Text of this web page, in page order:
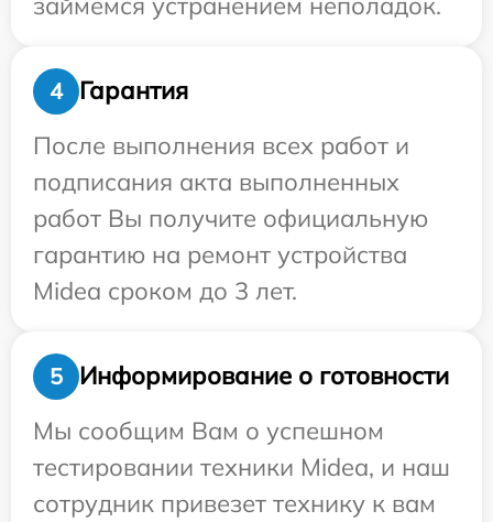
4
Гарантия
После выполнения всех работ и
подписания акта выполненных
работ Вы получите официальную
гарантию на ремонт устройства
Midea сроком до 3 лет.
5
Информирование о готовности
Мы сообщим Вам о успешном
тестировании техники Midea, и наш
сотрудник привезет технику к вам